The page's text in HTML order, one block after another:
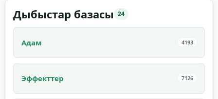
Дыбыстар базасы 24
Адам 4193
Эффекттер 7126